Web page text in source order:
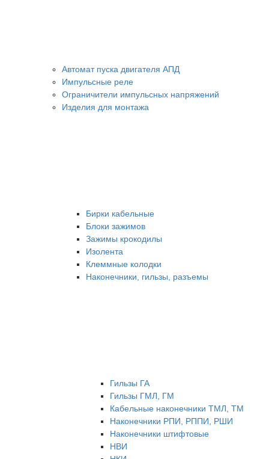
Автомат пуска двигателя АПД
Импульсные реле
Ограничители импульсных напряжений
Изделия для монтажа
Бирки кабельные
Блоки зажимов
Зажимы крокодилы
Изолента
Клеммные колодки
Наконечники, гильзы, разъемы
Гильзы ГА
Гильзы ГМЛ, ГМ
Кабельные наконечники ТМЛ, ТМ
Наконечники РПИ, РППИ, РШИ
Наконечники штифтовые
НВИ